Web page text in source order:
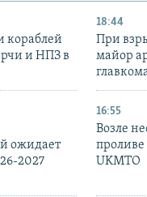
кораблей
и НПЗ в
18:44
При
майор
ожидает
2027
16:55
Возле
проливе
UKMTO